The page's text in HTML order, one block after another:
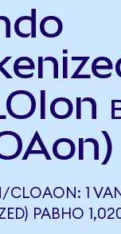
CLOAON: 1
РАВНО